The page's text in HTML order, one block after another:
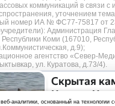
коммуникаций в связи с
уточнением
номер ИА № ФС77-75817 от
Администрация
Республики Коми (167010,
д.9);
агентство «Север-
ул. Куратова, д.73/4).
— web-студия «Цифровой
Скрытая
Крыма: Что
аналитики, основанный на технологии